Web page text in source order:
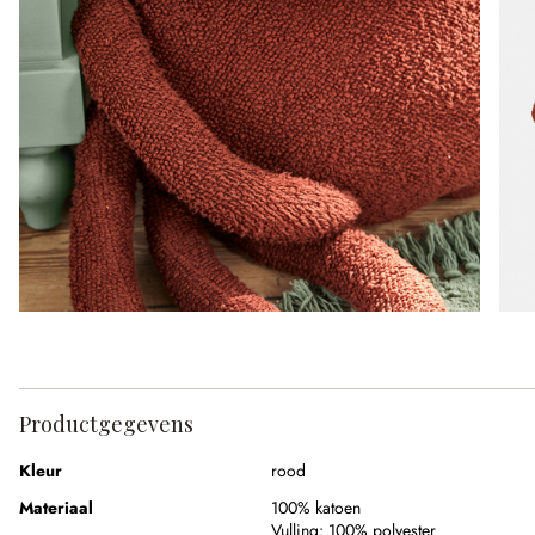
Productgegevens
Kleur
rood
Materiaal
100% katoen
Vulling: 100% polyester